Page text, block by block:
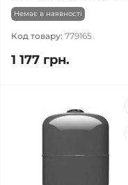
Немає в наявності
Код товару: 779165
1 177 грн.